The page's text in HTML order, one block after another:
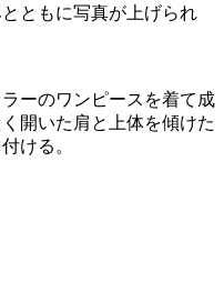
ともに写真が上げられ
ーのワンピースを着て成
開いた肩と上体を傾けた
ける。